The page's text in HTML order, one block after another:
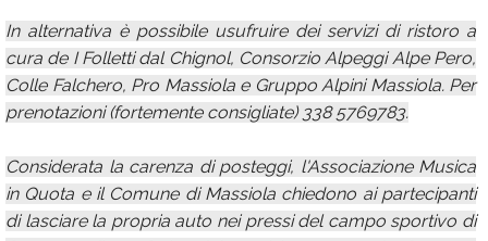
In alternativa è possibile usufruire dei servizi di ristoro a
cura de I Folletti dal Chignol, Consorzio Alpeggi Alpe Pero,
Colle Falchero, Pro Massiola e Gruppo Alpini Massiola. Per
prenotazioni (fortemente consigliate) 338 5769783.
Considerata la carenza di posteggi, l'Associazione Musica
in Quota e il Comune di Massiola chiedono ai partecipanti
di lasciare la propria auto nei pressi del campo sportivo di